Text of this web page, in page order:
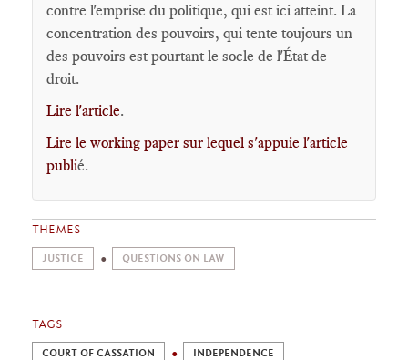
contre l'emprise du politique, qui est ici atteint. La
concentration des pouvoirs, qui tente toujours un
des pouvoirs est pourtant le socle de l'État de
droit.
Lire l'article.
Lire le working paper sur lequel s'appuie l'article
publié.
THEMES
JUSTICE QUESTIONS ON LAW
TAGS
COURT OF CASSATION INDEPENDENCE